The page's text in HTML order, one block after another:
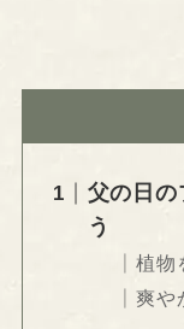
父の日の
う
植物
爽や